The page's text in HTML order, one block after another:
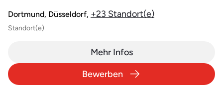
Dortmund, Düsseldorf, +23 Standort(e)
Standort(e)
Mehr Infos
Bewerben